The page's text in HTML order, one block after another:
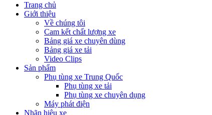
Trang chủ
Giới thiệu
Về chúng tôi
Cam kết chất lượng xe
Bảng giá xe chuyên dùng
Bảng giá xe tải
Video Clips
Sản phẩm
Phụ tùng xe Trung Quốc
Phụ tùng xe tải
Phụ tùng xe chuyên dụng
Máy phát điện
Nhãn hiệu xe